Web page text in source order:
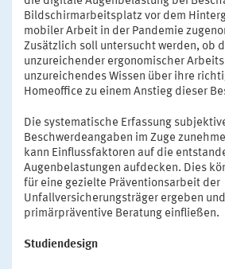
Bildschirmarbeitsplatz vor dem
mobiler Arbeit in der Pandemie
Zusätzlich soll untersucht werden, ob
unzureichender ergonomischer
unzureichendes Wissen über ihre
Homeoffice zu einem Anstieg dieser
Die systematische Erfassung
Beschwerdeangaben im Zuge
kann Einflussfaktoren auf die
Augenbelastungen aufdecken. Dies
für eine gezielte Präventionsarbeit der
Unfallversicherungsträger ergeben
primärpräventive Beratung einfließen.
Studiendesign